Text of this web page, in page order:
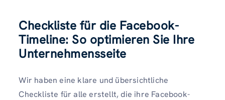
Checkliste für die Facebook-
Timeline: So optimieren Sie Ihre
Unternehmensseite
Wir haben eine klare und übersichtliche
Checkliste für alle erstellt, die ihre Facebook-